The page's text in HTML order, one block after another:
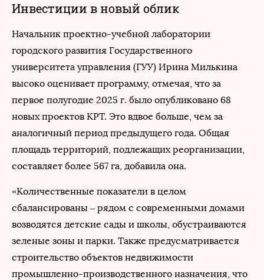
Инвестиции в новый облик
Начальник проектно-учебной лаборатории
городского развития Государственного
университета управления (ГУУ) Ирина Милькина
высоко оценивает программу, отмечая, что за
первое полугодие 2025 г. было опубликовано 68
новых проектов КРТ. Это вдвое больше, чем за
аналогичный период предыдущего года. Общая
площадь территорий, подлежащих реорганизации,
составляет более 567 га, добавила она.
«Количественные показатели в целом
сбалансированы – рядом с современными домами
возводятся детские сады и школы, обустраиваются
зеленые зоны и парки. Также предусматривается
строительство объектов недвижимости
промышленно-производственного назначения, что